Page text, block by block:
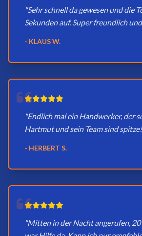
"Sehr schnell da gewesen und die
Sekunden auf. Super freundlich
- KLAUS W.
"Endlich mal ein Handwerker, der
Hartmut und sein Team sind
- HERBERT S.
"Mitten in der Nacht angerufen,